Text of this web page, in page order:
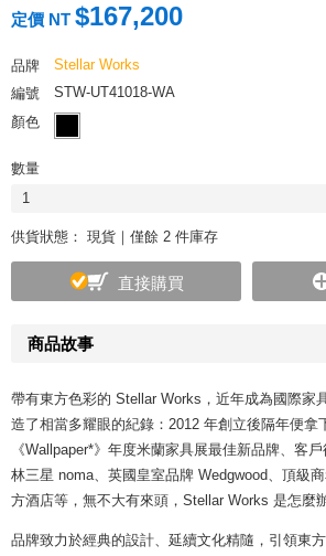
商品故事
帶有東方色彩的 Stellar Works，近年成為國際家
造了相當多耀眼的紀錄：2012 年創立後隔年便拿
《Wallpaper*》年度米蘭家具展最佳新品牌、客
林三星 noma、英國皇室品牌 Wedgwood、頂級
方酒店等，無不大有來頭，Stellar Works 是怎麼
品牌致力於經典的設計、延續文化精隨，引領東
定價 NT $167,200
品牌
Stellar Works
編號
STW-UT41018-WA
顏色
數量
1
供貨狀態： 現貨｜僅餘 2 件庫存
直接購買